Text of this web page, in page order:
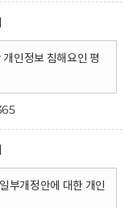
개인정보 침해요인 평
부개정안에 대한 개인